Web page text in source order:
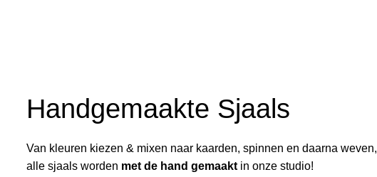
Handgemaakte Sjaals
Van kleuren kiezen & mixen naar kaarden, spinnen en daarna weven,
alle sjaals worden met de hand gemaakt in onze studio!